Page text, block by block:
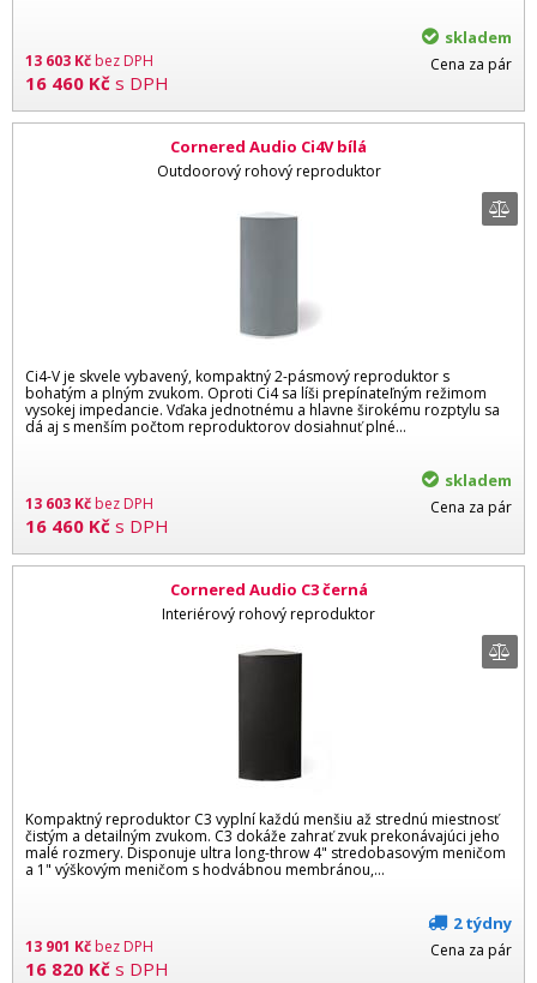
13 603 Kčbez DPH
16 460 Kč s DPH
skladem
Cena za pár
Cornered Audio Ci4V bílá
Outdoorový rohový reproduktor
Ci4-V je skvele vybavený, kompaktný 2-pásmový reproduktor s
bohatým a plným zvukom. Oproti Ci4 sa líši prepínateľným režimom
vysokej impedancie. Vďaka jednotnému a hlavne širokému rozptylu sa
dá aj s menším počtom reproduktorov dosiahnuť plné...
13 603 Kčbez DPH
16 460 Kč s DPH
skladem
Cena za pár
Cornered Audio C3 černá
Interiérový rohový reproduktor
Kompaktný reproduktor C3 vyplní každú menšiu až strednú miestnosť
čistým a detailným zvukom. C3 dokáže zahrať zvuk prekonávajúci jeho
malé rozmery. Disponuje ultra long-throw 4" stredobasovým meničom
a 1" výškovým meničom s hodvábnou membránou,...
13 901 Kčbez DPH
16 820 Kč s DPH
2 týdny
Cena za pár